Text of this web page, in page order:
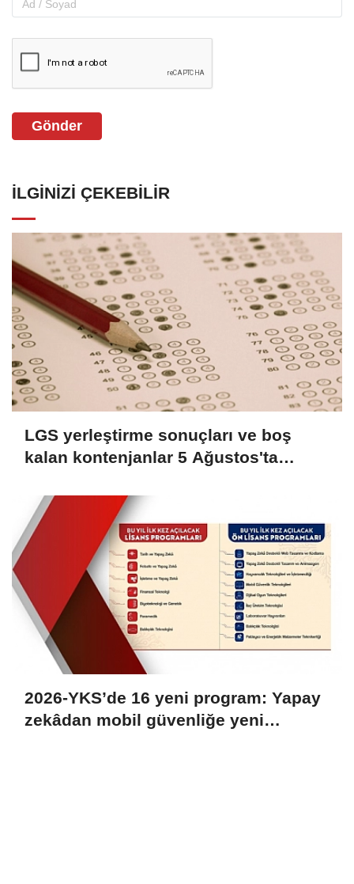
Gönder
İLGINIZI ÇEKEBILIR
LGS yerleştirme sonuçları ve boş
kalan kontenjanlar 5 Ağustos'ta
2026-YKS’de 16 yeni program: Yapay
zekâdan mobil güvenliğe yeni